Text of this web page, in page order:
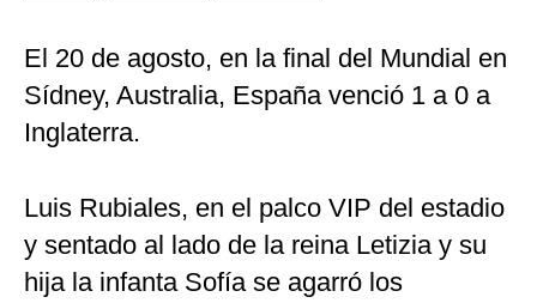
El 20 de agosto, en la final del Mundial en
Sídney, Australia, España venció 1 a 0 a
Inglaterra.
Luis Rubiales, en el palco VIP del estadio
y sentado al lado de la reina Letizia y su
hija la infanta Sofía se agarró los